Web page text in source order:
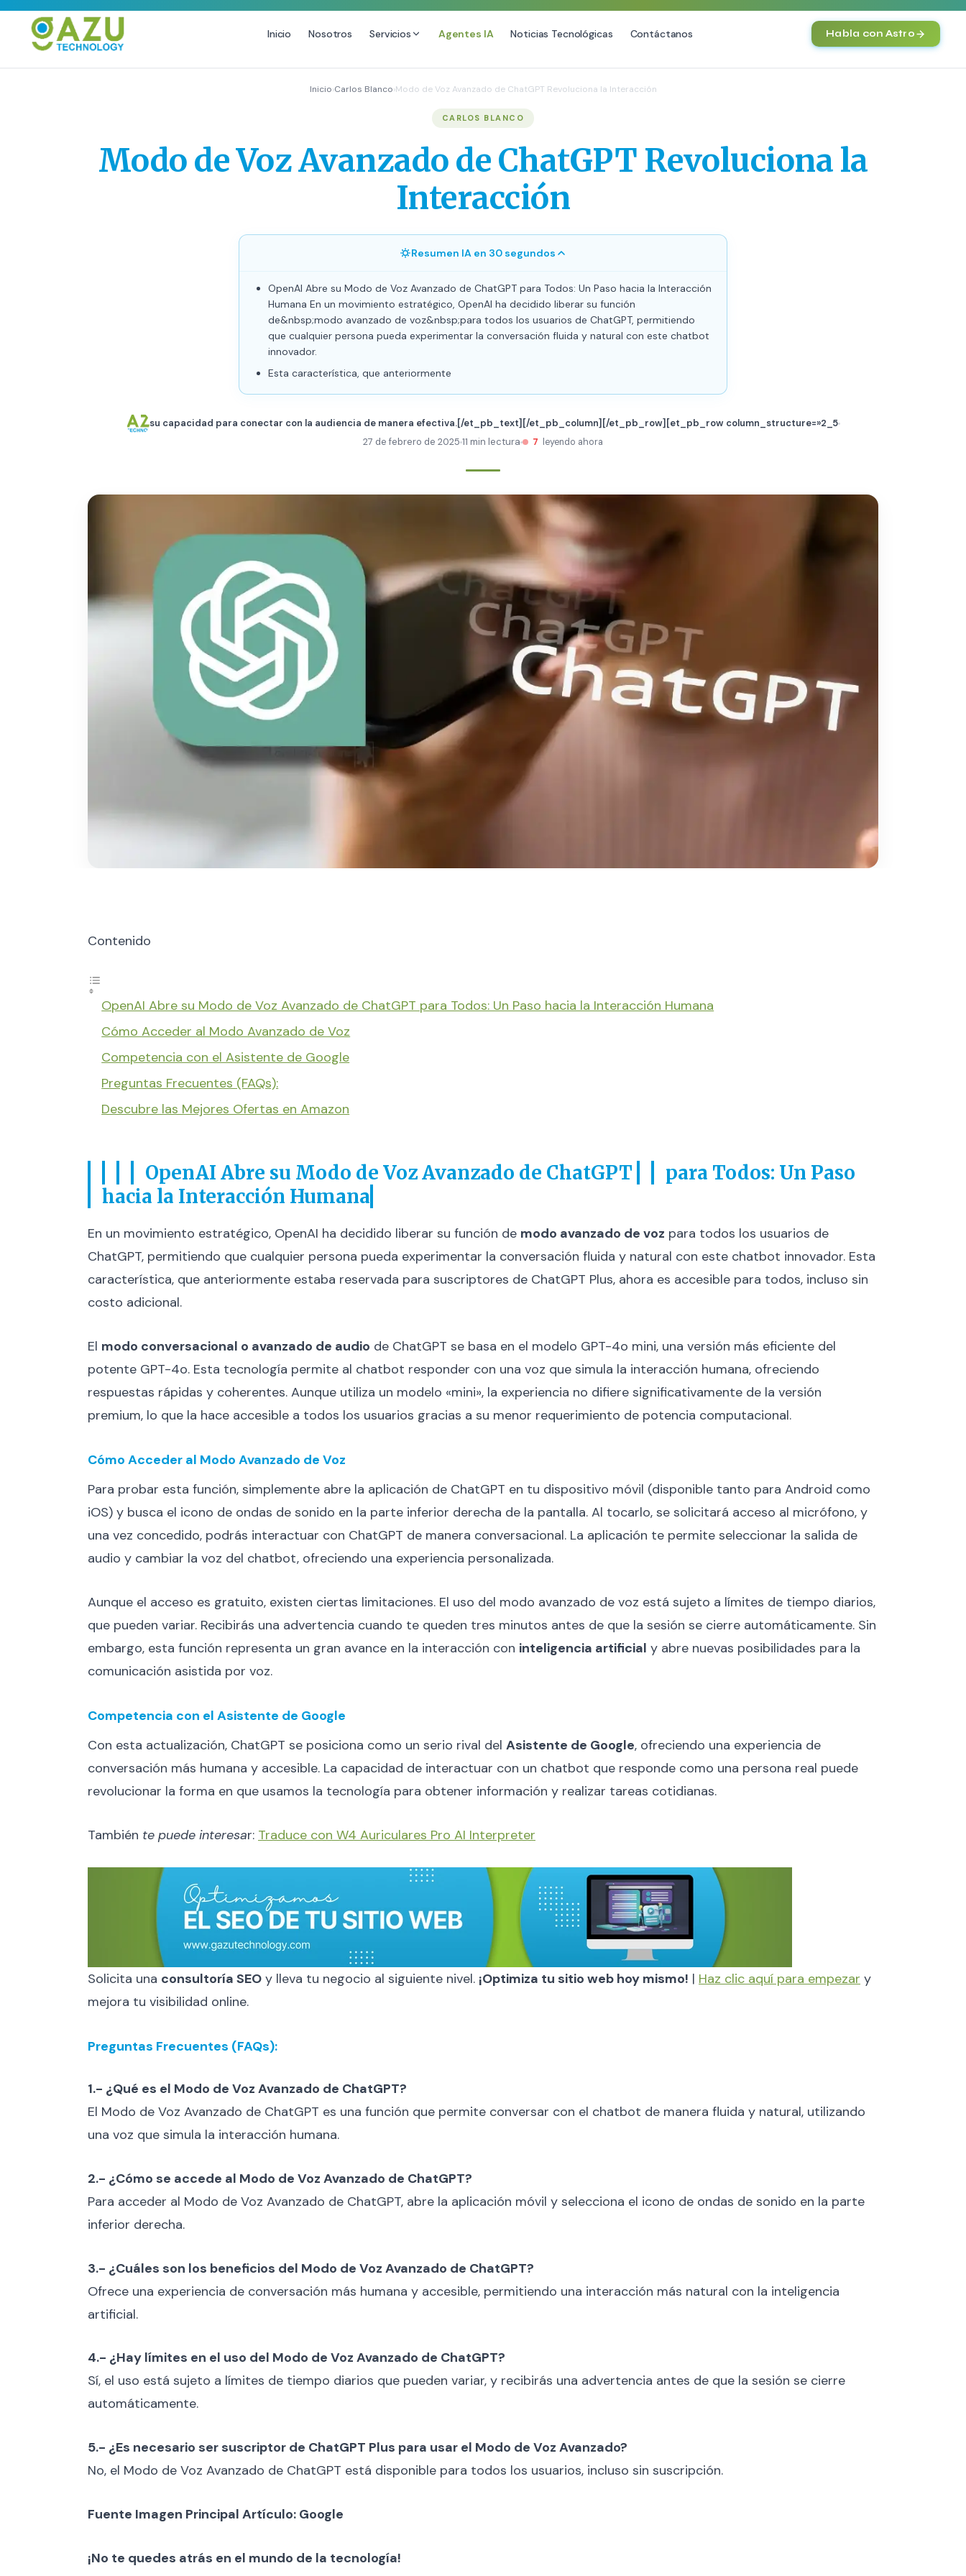
Inicio Nosotros Servicios Agentes IA Noticias Tecnológicas Contáctanos Habla con Astro
Publicidad Digital
Growth Youtube ↗
Diseño Web Premium
Consultoría SEO
SEO Local Avanzado
SEO para E-commerce
Link Building Premium
Chatbot Multicanal
Automatización Inteligente
Inicio›Carlos Blanco›Modo de Voz Avanzado de ChatGPT Revoluciona la Interacción
CARLOS BLANCO
Modo de Voz Avanzado de ChatGPT Revoluciona la
Interacción
Resumen IA en 30 segundos
OpenAI Abre su Modo de Voz Avanzado de ChatGPT para Todos: Un Paso hacia la Interacción
Humana En un movimiento estratégico, OpenAI ha decidido liberar su función
de&nbsp;modo avanzado de voz&nbsp;para todos los usuarios de ChatGPT, permitiendo
que cualquier persona pueda experimentar la conversación fluida y natural con este chatbot
innovador.
Esta característica, que anteriormente
su capacidad para conectar con la audiencia de manera efectiva.[/et_pb_text][/et_pb_column][/et_pb_row][et_pb_row column_structure=»2_5
27 de febrero de 2025 11 min lectura 7 leyendo ahora
Contenido
OpenAI Abre su Modo de Voz Avanzado de ChatGPT para Todos: Un Paso hacia la Interacción Humana
Cómo Acceder al Modo Avanzado de Voz
Competencia con el Asistente de Google
Preguntas Frecuentes (FAQs):
Descubre las Mejores Ofertas en Amazon
OpenAI Abre su Modo de Voz Avanzado de ChatGPT
para Todos: Un Paso
hacia la Interacción Humana
En un movimiento estratégico, OpenAI ha decidido liberar su función de modo avanzado de voz para todos los usuarios de
ChatGPT, permitiendo que cualquier persona pueda experimentar la conversación fluida y natural con este chatbot innovador. Esta
característica, que anteriormente estaba reservada para suscriptores de ChatGPT Plus, ahora es accesible para todos, incluso sin
costo adicional.
El modo conversacional o avanzado de audio de ChatGPT se basa en el modelo GPT-4o mini, una versión más eficiente del
potente GPT-4o. Esta tecnología permite al chatbot responder con una voz que simula la interacción humana, ofreciendo
respuestas rápidas y coherentes. Aunque utiliza un modelo «mini», la experiencia no difiere significativamente de la versión
premium, lo que la hace accesible a todos los usuarios gracias a su menor requerimiento de potencia computacional.
Cómo Acceder al Modo Avanzado de Voz
Para probar esta función, simplemente abre la aplicación de ChatGPT en tu dispositivo móvil (disponible tanto para Android como
iOS) y busca el icono de ondas de sonido en la parte inferior derecha de la pantalla. Al tocarlo, se solicitará acceso al micrófono, y
una vez concedido, podrás interactuar con ChatGPT de manera conversacional. La aplicación te permite seleccionar la salida de
audio y cambiar la voz del chatbot, ofreciendo una experiencia personalizada.
Aunque el acceso es gratuito, existen ciertas limitaciones. El uso del modo avanzado de voz está sujeto a límites de tiempo diarios,
que pueden variar. Recibirás una advertencia cuando te queden tres minutos antes de que la sesión se cierre automáticamente. Sin
embargo, esta función representa un gran avance en la interacción con inteligencia artificial y abre nuevas posibilidades para la
comunicación asistida por voz.
Competencia con el Asistente de Google
Con esta actualización, ChatGPT se posiciona como un serio rival del Asistente de Google, ofreciendo una experiencia de
conversación más humana y accesible. La capacidad de interactuar con un chatbot que responde como una persona real puede
revolucionar la forma en que usamos la tecnología para obtener información y realizar tareas cotidianas.
También te puede interesar: Traduce con W4 Auriculares Pro AI Interpreter
Solicita una consultoría SEO y lleva tu negocio al siguiente nivel. ¡Optimiza tu sitio web hoy mismo! | Haz clic aquí para empezar y
mejora tu visibilidad online.
Preguntas Frecuentes (FAQs):
1.- ¿Qué es el Modo de Voz Avanzado de ChatGPT?
El Modo de Voz Avanzado de ChatGPT es una función que permite conversar con el chatbot de manera fluida y natural, utilizando
una voz que simula la interacción humana.
2.- ¿Cómo se accede al Modo de Voz Avanzado de ChatGPT?
Para acceder al Modo de Voz Avanzado de ChatGPT, abre la aplicación móvil y selecciona el icono de ondas de sonido en la parte
inferior derecha.
3.- ¿Cuáles son los beneficios del Modo de Voz Avanzado de ChatGPT?
Ofrece una experiencia de conversación más humana y accesible, permitiendo una interacción más natural con la inteligencia
artificial.
4.- ¿Hay límites en el uso del Modo de Voz Avanzado de ChatGPT?
Sí, el uso está sujeto a límites de tiempo diarios que pueden variar, y recibirás una advertencia antes de que la sesión se cierre
automáticamente.
5.- ¿Es necesario ser suscriptor de ChatGPT Plus para usar el Modo de Voz Avanzado?
No, el Modo de Voz Avanzado de ChatGPT está disponible para todos los usuarios, incluso sin suscripción.
Fuente Imagen Principal Artículo: Google
¡No te quedes atrás en el mundo de la tecnología!